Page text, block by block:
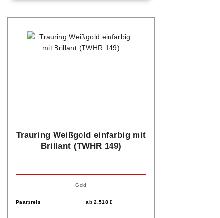
Trauring Weißgold einfarbig mit
Brillant (TWHR 149)
Gold
Paarpreis ab2.518€